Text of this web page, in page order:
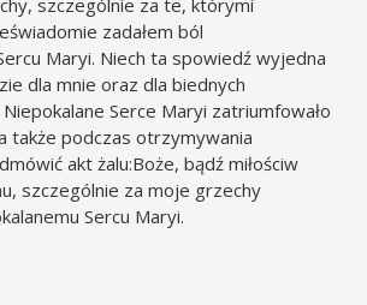
szczególnie za te, którymi
zadałem ból
Maryi. Niech ta spowiedź wyjedna
dla mnie oraz dla biednych
Serce Maryi zatriumfowało
także podczas otrzymywania
akt żalu:Boże, bądź miłościw
szczególnie za moje grzechy
Sercu Maryi.